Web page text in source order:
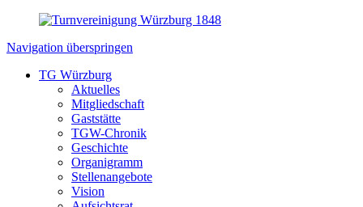
Navigation überspringen
TG Würzburg
Aktuelles
Mitgliedschaft
Gaststätte
TGW-Chronik
Geschichte
Organigramm
Stellenangebote
Vision